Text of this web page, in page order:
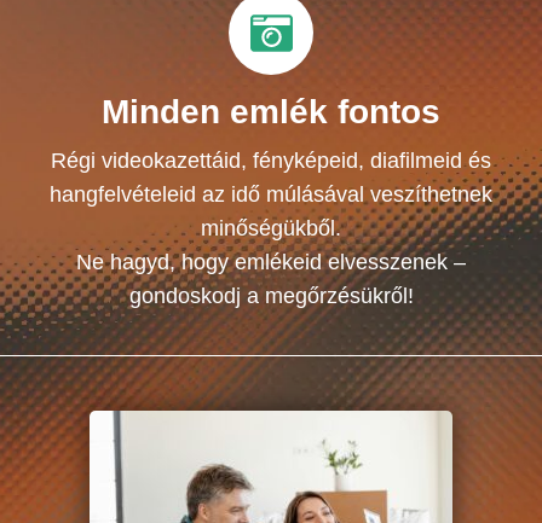
Minden emlék fontos
Régi videokazettáid, fényképeid, diafilmeid és
hangfelvételeid az idő múlásával veszíthetnek
minőségükből.
Ne hagyd, hogy emlékeid elvesszenek –
gondoskodj a megőrzésükről!